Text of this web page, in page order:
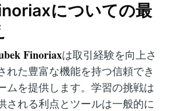
についての最
Finoriaxは取引経験を向上さ
れた豊富な機能を持つ信頼でき
ムを提供します。学習の挑戦は
される利点とツールは一般的に